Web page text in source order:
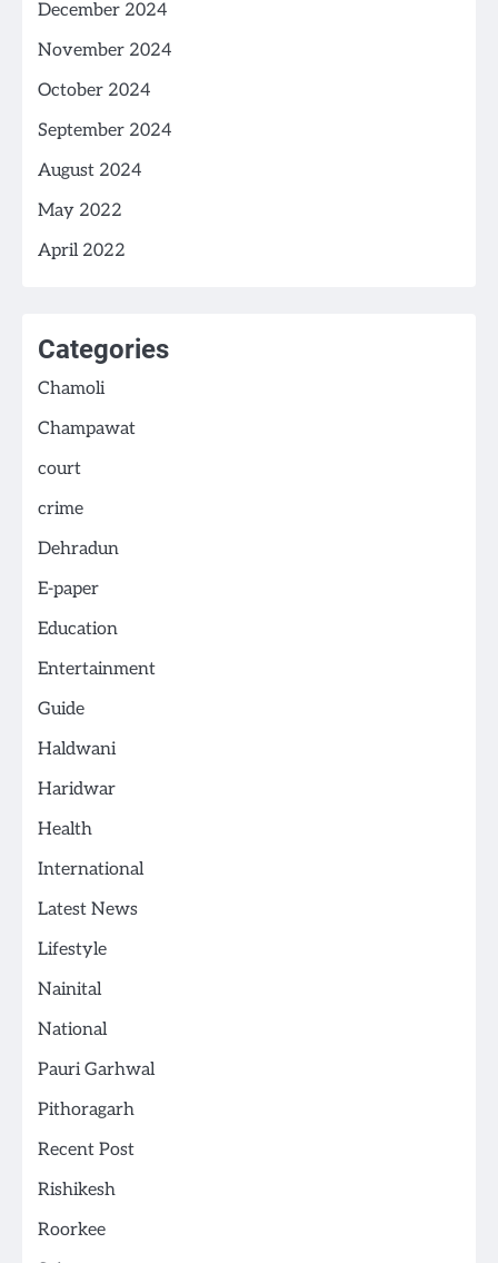
December 2024
November 2024
October 2024
September 2024
August 2024
May 2022
April 2022
Categories
Chamoli
Champawat
court
crime
Dehradun
E-paper
Education
Entertainment
Guide
Haldwani
Haridwar
Health
International
Latest News
Lifestyle
Nainital
National
Pauri Garhwal
Pithoragarh
Recent Post
Rishikesh
Roorkee